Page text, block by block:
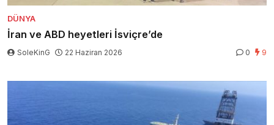
DÜNYA
İran ve ABD heyetleri İsviçre’de
SoleKinG 22 Haziran 2026 0 9